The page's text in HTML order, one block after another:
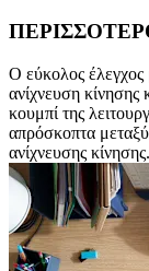
Ο εύκολος έλεγχος
ανίχνευση κίνησης
κουμπί της
απρόσκοπτα μεταξύ
ανίχνευσης κίνησης.